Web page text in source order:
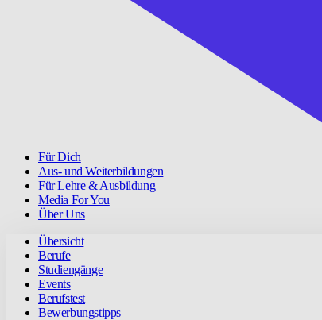
Für Dich
Aus- und Weiterbildungen
Für Lehre & Ausbildung
Media For You
Über Uns
Übersicht
Berufe
Studiengänge
Events
Berufstest
Bewerbungstipps